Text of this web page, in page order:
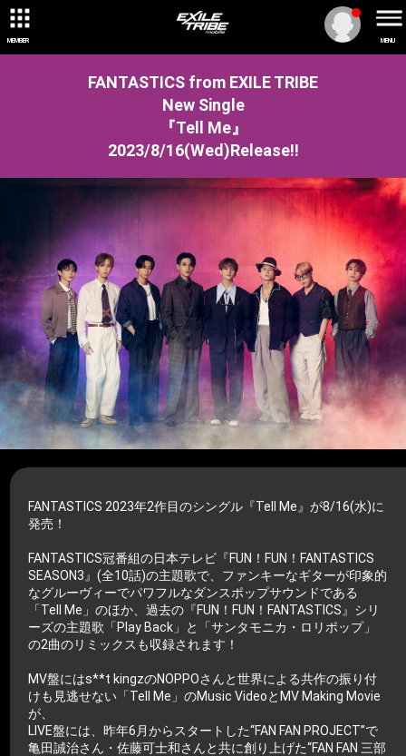
MEMBER MENU
FANTASTICS from EXILE TRIBE
New Single
『Tell Me』
2023/8/16(Wed)Release!!
FANTASTICS 2023年2作目のシングル『Tell Me』が8/16(水)に
発売！
FANTASTICS冠番組の日本テレビ『FUN！FUN！FANTASTICS
SEASON3』(全10話)の主題歌で、ファンキーなギターが印象的
なグルーヴィーでパワフルなダンスポップサウンドである
「Tell Me」のほか、過去の『FUN！FUN！FANTASTICS』シリ
ーズの主題歌「Play Back」と「サンタモニカ・ロリポップ」
の2曲のリミックスも収録されます！
MV盤にはs**t kingzのNOPPOさんと世界による共作の振り付
けも見逃せない「Tell Me」のMusic VideoとMV Making Movie
が、
LIVE盤には、昨年6月からスタートした“FAN FAN PROJECT”で
亀田誠治さん・佐藤可士和さんと共に創り上げた“FAN FAN 三部